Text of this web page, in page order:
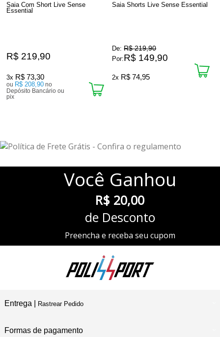
Saia Com Short Live Sense
Essential
R$ 219,90
3x R$ 73,30
ou R$ 208,90 no
Depósito Bancário ou
pix
Saia Shorts Live Sense Essential
De: R$ 219,90
Por:R$ 149,90
2x R$ 74,95
Você Ganhou
R$ 20,00
de Desconto
Preencha e receba seu cupom
Entrega | Rastrear Pedido
Formas de pagamento